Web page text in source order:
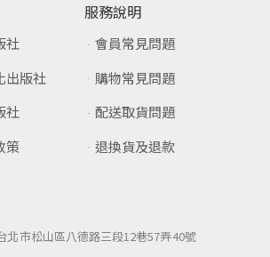
社
出版社
社
策
服務說明
會員常見問題
購物常見問題
配送取貨問題
退換貨及退款
北市松山區八德路三段12巷57弄40號